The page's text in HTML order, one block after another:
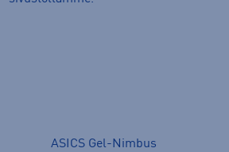
ASICS Gel-Nimbus